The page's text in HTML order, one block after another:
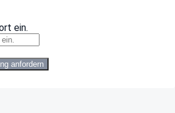
ein.
anfordern